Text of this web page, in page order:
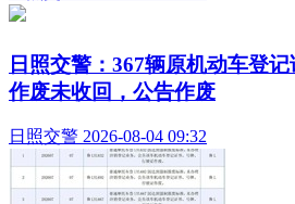
日照交警：367辆原机动车登
作废未收回，公告作废
日照交警 2026-08-04 09:32